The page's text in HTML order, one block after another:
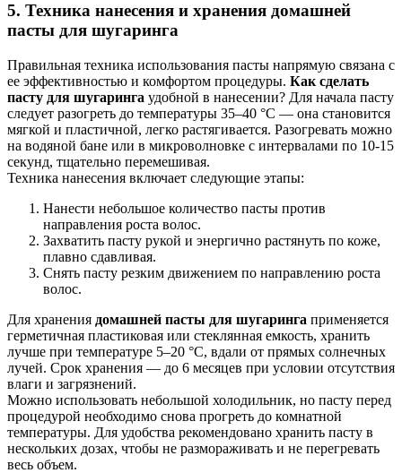
5. Техника нанесения и хранения домашней
пасты для шугаринга
Правильная техника использования пасты напрямую связана с
ее эффективностью и комфортом процедуры. Как сделать
пасту для шугаринга удобной в нанесении? Для начала пасту
следует разогреть до температуры 35–40 °C — она становится
мягкой и пластичной, легко растягивается. Разогревать можно
на водяной бане или в микроволновке с интервалами по 10-15
секунд, тщательно перемешивая.
Техника нанесения включает следующие этапы:
Нанести небольшое количество пасты против
направления роста волос.
Захватить пасту рукой и энергично растянуть по коже,
плавно сдавливая.
Снять пасту резким движением по направлению роста
волос.
Для хранения домашней пасты для шугаринга применяется
герметичная пластиковая или стеклянная емкость, хранить
лучше при температуре 5–20 °C, вдали от прямых солнечных
лучей. Срок хранения — до 6 месяцев при условии отсутствия
влаги и загрязнений.
Можно использовать небольшой холодильник, но пасту перед
процедурой необходимо снова прогреть до комнатной
температуры. Для удобства рекомендовано хранить пасту в
нескольких дозах, чтобы не размораживать и не перегревать
весь объем.